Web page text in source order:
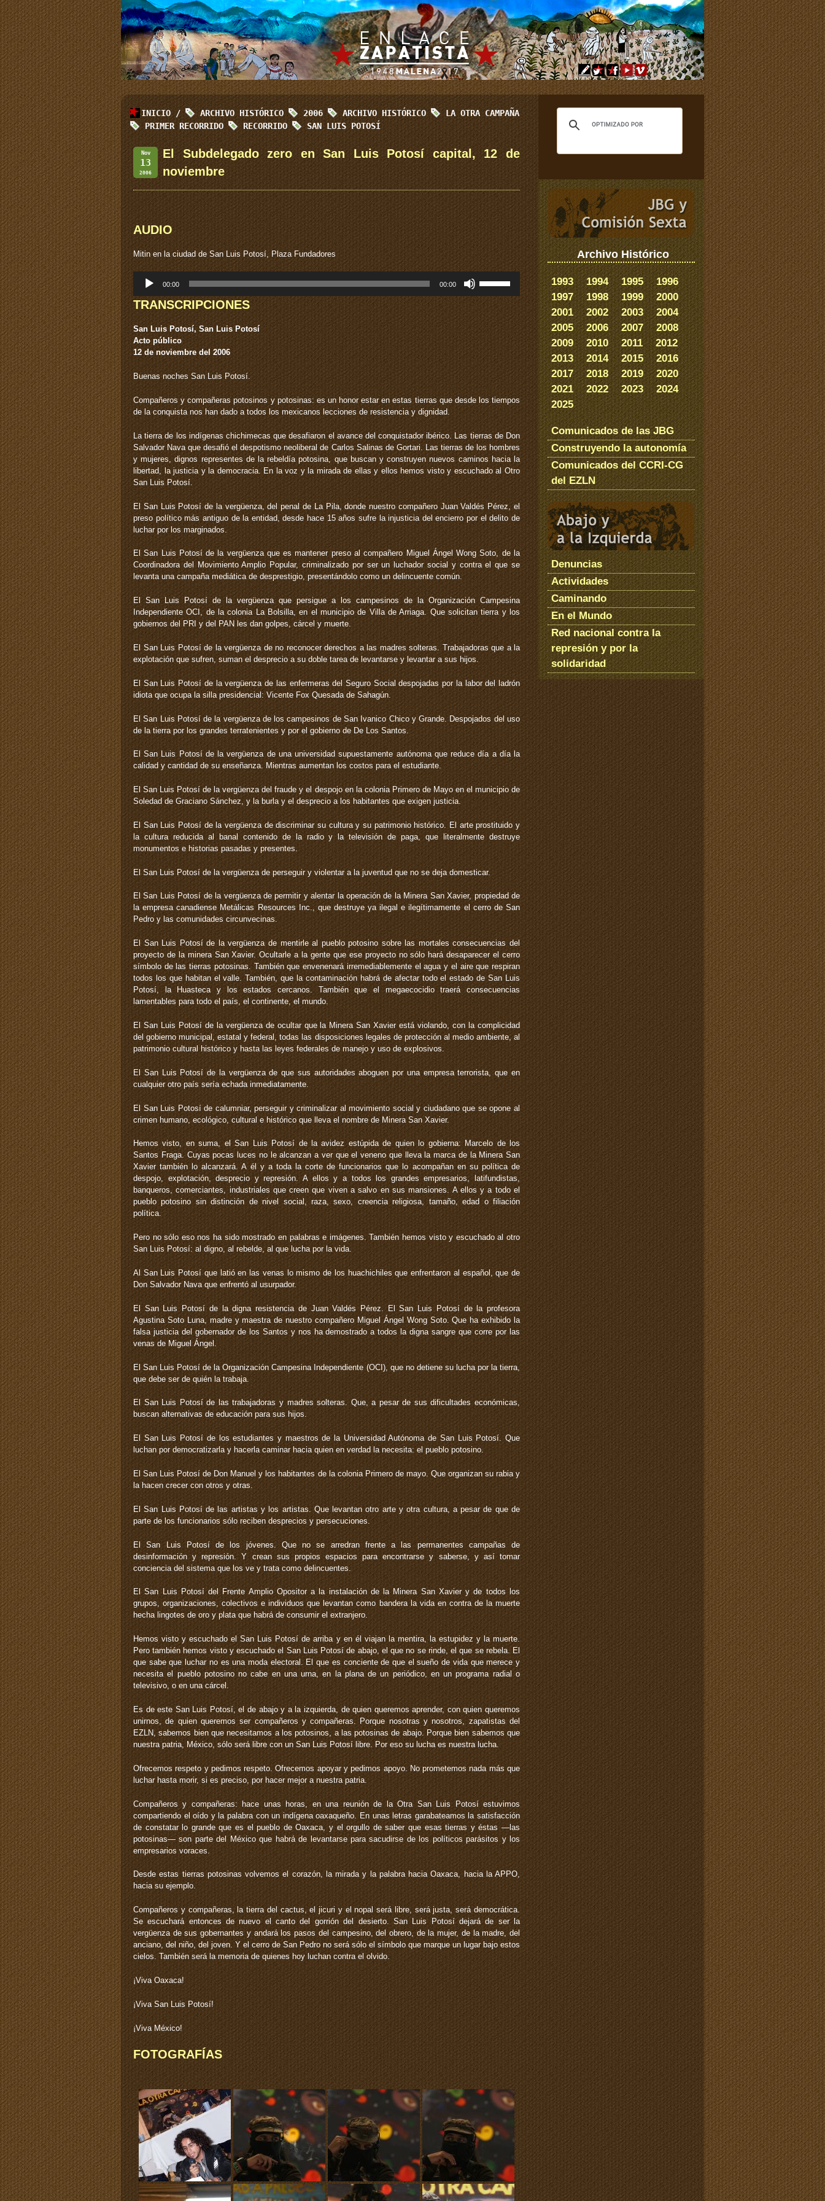
INICIO / ARCHIVO HISTÓRICO 2006 ARCHIVO HISTÓRICO
LA OTRA CAMPAÑA
PRIMER RECORRIDO
RECORRIDO SAN LUIS POTOSÍ
Nov
13
2006
El Subdelegado zero en San Luis Potosí capital, 12 de
noviembre
AUDIO
Mitin en la ciudad de San Luis Potosí, Plaza Fundadores
Reproductor
audio
00:00 00:00
las
teclas
de
flecha
aumentar
o
disminuir
volumen.
TRANSCRIPCIONES
San Luis Potosí, San Luis Potosí
Acto público
12 de noviembre del 2006
Buenas noches San Luis Potosí.
Compañeros y compañeras potosinos y potosinas: es un honor estar en estas tierras que desde los tiempos
de la conquista nos han dado a todos los mexicanos lecciones de resistencia y dignidad.
La tierra de los indígenas chichimecas que desafiaron el avance del conquistador ibérico. Las tierras de Don
Salvador Nava que desafió el despotismo neoliberal de Carlos Salinas de Gortari. Las tierras de los hombres
y mujeres, dignos representes de la rebeldía potosina, que buscan y construyen nuevos caminos hacia la
libertad, la justicia y la democracia. En la voz y la mirada de ellas y ellos hemos visto y escuchado al Otro
San Luis Potosí.
El San Luis Potosí de la vergüenza, del penal de La Pila, donde nuestro compañero Juan Valdés Pérez, el
preso político más antiguo de la entidad, desde hace 15 años sufre la injusticia del encierro por el delito de
luchar por los marginados.
El San Luis Potosí de la vergüenza que es mantener preso al compañero Miguel Ángel Wong Soto, de la
Coordinadora del Movimiento Amplio Popular, criminalizado por ser un luchador social y contra el que se
levanta una campaña mediática de desprestigio, presentándolo como un delincuente común.
El San Luis Potosí de la vergüenza que persigue a los campesinos de la Organización Campesina
Independiente OCI, de la colonia La Bolsilla, en el municipio de Villa de Arriaga. Que solicitan tierra y los
gobiernos del PRI y del PAN les dan golpes, cárcel y muerte.
El San Luis Potosí de la vergüenza de no reconocer derechos a las madres solteras. Trabajadoras que a la
explotación que sufren, suman el desprecio a su doble tarea de levantarse y levantar a sus hijos.
El San Luis Potosí de la vergüenza de las enfermeras del Seguro Social despojadas por la labor del ladrón
idiota que ocupa la silla presidencial: Vicente Fox Quesada de Sahagún.
El San Luis Potosí de la vergüenza de los campesinos de San Ivanico Chico y Grande. Despojados del uso
de la tierra por los grandes terratenientes y por el gobierno de De Los Santos.
El San Luis Potosí de la vergüenza de una universidad supuestamente autónoma que reduce día a día la
calidad y cantidad de su enseñanza. Mientras aumentan los costos para el estudiante.
El San Luis Potosí de la vergüenza del fraude y el despojo en la colonia Primero de Mayo en el municipio de
Soledad de Graciano Sánchez, y la burla y el desprecio a los habitantes que exigen justicia.
El San Luis Potosí de la vergüenza de discriminar su cultura y su patrimonio histórico. El arte prostituido y
la cultura reducida al banal contenido de la radio y la televisión de paga, que literalmente destruye
monumentos e historias pasadas y presentes.
El San Luis Potosí de la vergüenza de perseguir y violentar a la juventud que no se deja domesticar.
El San Luis Potosí de la vergüenza de permitir y alentar la operación de la Minera San Xavier, propiedad de
la empresa canadiense Metálicas Resources Inc., que destruye ya ilegal e ilegítimamente el cerro de San
Pedro y las comunidades circunvecinas.
El San Luis Potosí de la vergüenza de mentirle al pueblo potosino sobre las mortales consecuencias del
proyecto de la minera San Xavier. Ocultarle a la gente que ese proyecto no sólo hará desaparecer el cerro
símbolo de las tierras potosinas. También que envenenará irremediablemente el agua y el aire que respiran
todos los que habitan el valle. También, que la contaminación habrá de afectar todo el estado de San Luis
Potosí, la Huasteca y los estados cercanos. También que el megaecocidio traerá consecuencias
lamentables para todo el país, el continente, el mundo.
El San Luis Potosí de la vergüenza de ocultar que la Minera San Xavier está violando, con la complicidad
del gobierno municipal, estatal y federal, todas las disposiciones legales de protección al medio ambiente, al
patrimonio cultural histórico y hasta las leyes federales de manejo y uso de explosivos.
El San Luis Potosí de la vergüenza de que sus autoridades aboguen por una empresa terrorista, que en
cualquier otro país sería echada inmediatamente.
El San Luis Potosí de calumniar, perseguir y criminalizar al movimiento social y ciudadano que se opone al
crimen humano, ecológico, cultural e histórico que lleva el nombre de Minera San Xavier.
Hemos visto, en suma, el San Luis Potosí de la avidez estúpida de quien lo gobierna: Marcelo de los
Santos Fraga. Cuyas pocas luces no le alcanzan a ver que el veneno que lleva la marca de la Minera San
Xavier también lo alcanzará. A él y a toda la corte de funcionarios que lo acompañan en su política de
despojo, explotación, desprecio y represión. A ellos y a todos los grandes empresarios, latifundistas,
banqueros, comerciantes, industriales que creen que viven a salvo en sus mansiones. A ellos y a todo el
pueblo potosino sin distinción de nivel social, raza, sexo, creencia religiosa, tamaño, edad o filiación
política.
Pero no sólo eso nos ha sido mostrado en palabras e imágenes. También hemos visto y escuchado al otro
San Luis Potosí: al digno, al rebelde, al que lucha por la vida.
Al San Luis Potosí que latió en las venas lo mismo de los huachichiles que enfrentaron al español, que de
Don Salvador Nava que enfrentó al usurpador.
El San Luis Potosí de la digna resistencia de Juan Valdés Pérez. El San Luis Potosí de la profesora
Agustina Soto Luna, madre y maestra de nuestro compañero Miguel Ángel Wong Soto. Que ha exhibido la
falsa justicia del gobernador de los Santos y nos ha demostrado a todos la digna sangre que corre por las
venas de Miguel Ángel.
El San Luis Potosí de la Organización Campesina Independiente (OCI), que no detiene su lucha por la tierra,
que debe ser de quién la trabaja.
El San Luis Potosí de las trabajadoras y madres solteras. Que, a pesar de sus dificultades económicas,
buscan alternativas de educación para sus hijos.
El San Luis Potosí de los estudiantes y maestros de la Universidad Autónoma de San Luis Potosí. Que
luchan por democratizarla y hacerla caminar hacia quien en verdad la necesita: el pueblo potosino.
El San Luis Potosí de Don Manuel y los habitantes de la colonia Primero de mayo. Que organizan su rabia y
la hacen crecer con otros y otras.
El San Luis Potosí de las artistas y los artistas. Que levantan otro arte y otra cultura, a pesar de que de
parte de los funcionarios sólo reciben desprecios y persecuciones.
El San Luis Potosí de los jóvenes. Que no se arredran frente a las permanentes campañas de
desinformación y represión. Y crean sus propios espacios para encontrarse y saberse, y así tomar
conciencia del sistema que los ve y trata como delincuentes.
El San Luis Potosí del Frente Amplio Opositor a la instalación de la Minera San Xavier y de todos los
grupos, organizaciones, colectivos e individuos que levantan como bandera la vida en contra de la muerte
hecha lingotes de oro y plata que habrá de consumir el extranjero.
Hemos visto y escuchado el San Luis Potosí de arriba y en él viajan la mentira, la estupidez y la muerte.
Pero también hemos visto y escuchado el San Luis Potosí de abajo, el que no se rinde, el que se rebela. El
que sabe que luchar no es una moda electoral. El que es conciente de que el sueño de vida que merece y
necesita el pueblo potosino no cabe en una urna, en la plana de un periódico, en un programa radial o
televisivo, o en una cárcel.
Es de este San Luis Potosí, el de abajo y a la izquierda, de quien queremos aprender, con quien queremos
unirnos, de quien queremos ser compañeros y compañeras. Porque nosotras y nosotros, zapatistas del
EZLN, sabemos bien que necesitamos a los potosinos, a las potosinas de abajo. Porque bien sabemos que
nuestra patria, México, sólo será libre con un San Luis Potosí libre. Por eso su lucha es nuestra lucha.
Ofrecemos respeto y pedimos respeto. Ofrecemos apoyar y pedimos apoyo. No prometemos nada más que
luchar hasta morir, si es preciso, por hacer mejor a nuestra patria.
Compañeros y compañeras: hace unas horas, en una reunión de la Otra San Luis Potosí estuvimos
compartiendo el oído y la palabra con un indígena oaxaqueño. En unas letras garabateamos la satisfacción
de constatar lo grande que es el pueblo de Oaxaca, y el orgullo de saber que esas tierras y éstas —las
potosinas— son parte del México que habrá de levantarse para sacudirse de los políticos parásitos y los
empresarios voraces.
Desde estas tierras potosinas volvemos el corazón, la mirada y la palabra hacia Oaxaca, hacia la APPO,
hacia su ejemplo.
Compañeros y compañeras, la tierra del cactus, el jicuri y el nopal será libre, será justa, será democrática.
Se escuchará entonces de nuevo el canto del gorrión del desierto. San Luis Potosí dejará de ser la
vergüenza de sus gobernantes y andará los pasos del campesino, del obrero, de la mujer, de la madre, del
anciano, del niño, del joven. Y el cerro de San Pedro no será sólo el símbolo que marque un lugar bajo estos
cielos. También será la memoria de quienes hoy luchan contra el olvido.
¡Viva Oaxaca!
¡Viva San Luis Potosí!
¡Viva México!
FOTOGRAFÍAS
Archivo Histórico
1993 1994 1995
1996
1997
1998 1999
2000
2001
2002 2003
2004
2005
2006 2007
2008
2009
2010 2011
2012
2013
2014 2015
2016
2017
2018 2019
2020
2021
2022 2023
2024
2025
Comunicados de las JBG
Construyendo la autonomía
Comunicados del CCRI-CG
del EZLN
Denuncias
Actividades
Caminando
En el Mundo
Red nacional contra la
represión y por la
solidaridad